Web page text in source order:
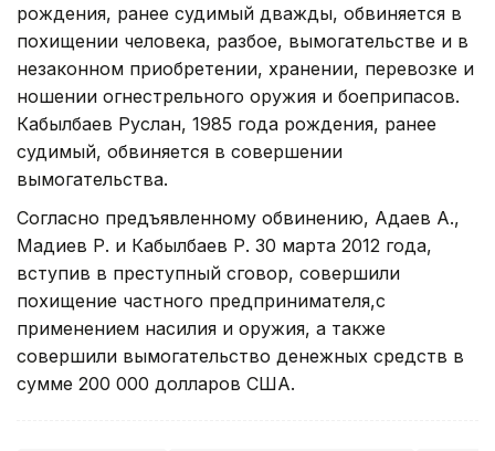
рождения, ранее судимый дважды, обвиняется в
похищении человека, разбое, вымогательстве и в
незаконном приобретении, хранении, перевозке и
ношении огнестрельного оружия и боеприпасов.
Кабылбаев Руслан, 1985 года рождения, ранее
судимый, обвиняется в совершении
вымогательства.
Согласно предъявленному обвинению, Адаев А.,
Мадиев Р. и Кабылбаев Р. 30 марта 2012 года,
вступив в преступный сговор, совершили
похищение частного предпринимателя,с
применением насилия и оружия, а также
совершили вымогательство денежных средств в
сумме 200 000 долларов США.